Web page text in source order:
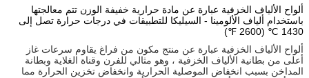
ألواح الألياف الخزفية عبارة عن مادة حرارية خفيفة الوزن تتم معالجتها
باستخدام ألياف الألومينا - السيليكا للتطبيقات في درجات حرارة تصل إلى
1430 ℃ (2600 ℉)
ألواح الألياف الخزفية عبارة عن منتج مكون من فراغ يقاوم سرعات غاز
أعلى من بطانية الألياف الخزفية ، وهو مثالي للفرن وقناة الغلاية وبطانة
المداخن بسبب انخفاض الموصلية الحرارية وانخفاض تخزين الحرارة مما